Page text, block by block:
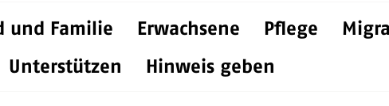
und Familie Erwachsene Pflege
Unterstützen Hinweis geben